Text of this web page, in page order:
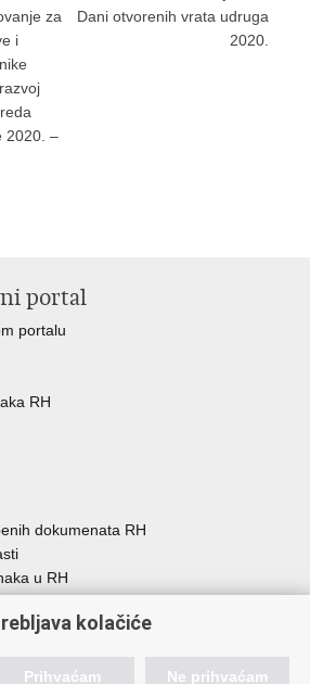
za
i
2020. –
Dani otvorenih vrata udruga
2020.
portal
portalu
RH
dokumenata RH
u RH
uprave
kolačiće
Prihvaćam Ne prihvaćam